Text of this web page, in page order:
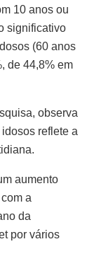
10 anos ou
significativo
(60 anos
de 44,8% em
observa
reflete a
aumento
a
da
por vários